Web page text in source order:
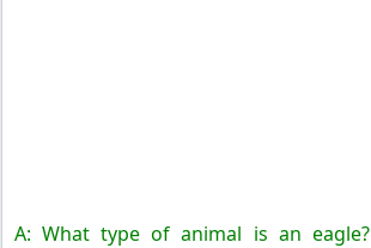
A: What type of animal is an eagle?